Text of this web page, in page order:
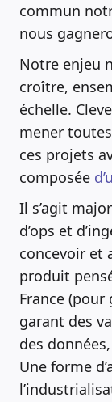
commun
nous
Notre enjeu
croître,
échelle.
mener
ces projets
composée
Il s’agit
d’ops et
concevoir et
produit
France (pour
garant des
des
Une forme